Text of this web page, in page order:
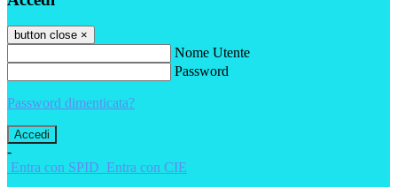
button close ×
Nome Utente
Password
Password dimenticata?
-
Entra con SPID Entra con CIE